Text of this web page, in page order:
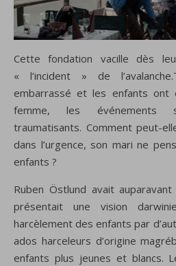
Cette fondation vacille dès
« l’incident » de l’avalanche.
embarrassé et les enfants ont
femme,les événements
traumatisants. Comment peut-
dans l’urgence, son mari ne
enfants ?
Ruben Östlund avait auparavant
présentait une vision
harcèlement des enfants par
ados harceleurs d’origine
enfants plus jeunes et blancs.